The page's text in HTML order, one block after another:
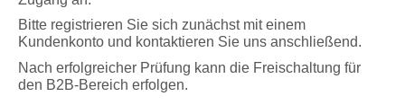
Bitte registrieren Sie sich zunächst mit einem
Kundenkonto und kontaktieren Sie uns anschließend.
Nach erfolgreicher Prüfung kann die Freischaltung für
den B2B-Bereich erfolgen.